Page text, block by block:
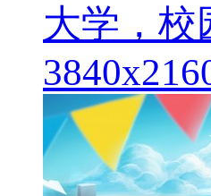
大学，校